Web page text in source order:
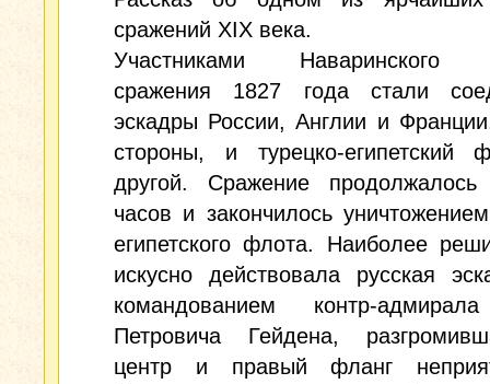
сражений XIX века.
Участниками Наваринского
сражения 1827 года стали
эскадры России, Англии и
стороны, и турецко-
другой. Сражение
часов и закончилось
египетского флота. Наиболее
искусно действовала русская
командованием контр-
Петровича Гейдена,
центр и правый фланг